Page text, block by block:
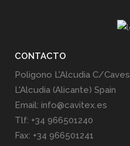
CONTACTO
Poligono L'Alcudia C/
L'Alcudia (Alicante) Spain
Email: info@cavitex.es
Tlf: +34 966501240
Fax: +34 966501241